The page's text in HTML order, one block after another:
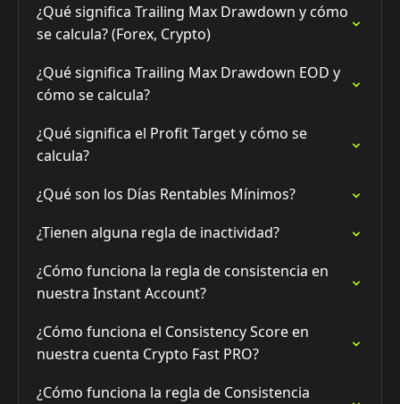
¿Qué significa Trailing Max Drawdown y cómo
se calcula? (Forex, Crypto)
¿Qué significa Trailing Max Drawdown EOD y
cómo se calcula?
¿Qué significa el Profit Target y cómo se
calcula?
¿Qué son los Días Rentables Mínimos?
¿Tienen alguna regla de inactividad?
¿Cómo funciona la regla de consistencia en
nuestra Instant Account?
¿Cómo funciona el Consistency Score en
nuestra cuenta Crypto Fast PRO?
¿Cómo funciona la regla de Consistencia